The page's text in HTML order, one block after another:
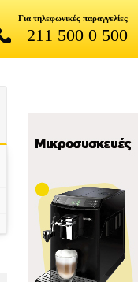
Για τηλεφωνικές παραγγελίες
211 500 0 500